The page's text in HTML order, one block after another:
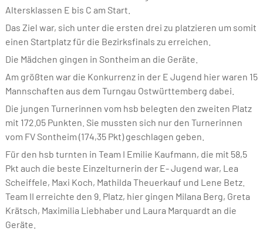
Altersklassen E bis C am Start.
Das Ziel war, sich unter die ersten drei zu platzieren um somit
einen Startplatz für die Bezirksfinals zu erreichen.
Die Mädchen gingen in Sontheim an die Geräte.
Am größten war die Konkurrenz in der E Jugend hier waren 15
Mannschaften aus dem Turngau Ostwürttemberg dabei.
Die jungen Turnerinnen vom hsb belegten den zweiten Platz
mit 172.05 Punkten. Sie mussten sich nur den Turnerinnen
vom FV Sontheim (174,35 Pkt) geschlagen geben.
Für den hsb turnten in Team I Emilie Kaufmann, die mit 58,5
Pkt auch die beste Einzelturnerin der E- Jugend war, Lea
Scheiffele, Maxi Koch, Mathilda Theuerkauf und Lene Betz.
Team II erreichte den 9. Platz, hier gingen Milana Berg, Greta
Krätsch, Maximilia Liebhaber und Laura Marquardt an die
Geräte.